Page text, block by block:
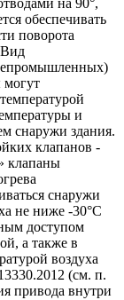
обеспечивать
поворота
и
снаружи здания.
клапанов -
клапаны
снаружи
не ниже -30°С
доступом
а также в
воздуха
(см. п.
привода внутри